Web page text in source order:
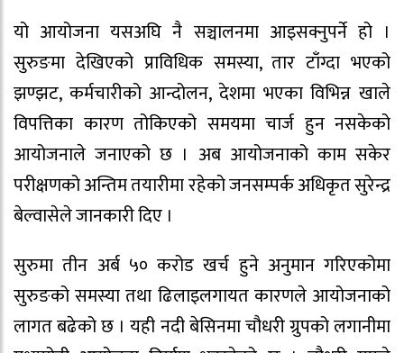
यो आयोजना यसअघि नै सञ्चालनमा आइसक्नुपर्ने हो ।
सुरुङमा देखिएको प्राविधिक समस्या, तार टाँग्दा भएको
झण्झट, कर्मचारीको आन्दोलन, देशमा भएका विभिन्न खाले
विपत्तिका कारण तोकिएको समयमा चार्ज हुन नसकेको
आयोजनाले जनाएको छ । अब आयोजनाको काम सकेर
परीक्षणको अन्तिम तयारीमा रहेको जनसम्पर्क अधिकृत सुरेन्द्र
बेल्वासेले जानकारी दिए ।
सुरुमा तीन अर्ब ५० करोड खर्च हुने अनुमान गरिएकोमा
सुरुङको समस्या तथा ढिलाइलगायत कारणले आयोजनाको
लागत बढेको छ । यही नदी बेसिनमा चौधरी ग्रुपको लगानीमा